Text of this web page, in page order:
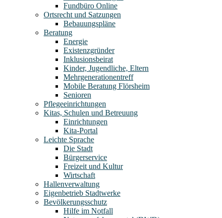
Fundbüro Online
Ortsrecht und Satzungen
Bebauungspläne
Beratung
Energie
Existenzgründer
Inklusionsbeirat
Kinder, Jugendliche, Eltern
Mehrgenerationentreff
Mobile Beratung Flörsheim
Senioren
Pflegeeinrichtungen
Kitas, Schulen und Betreuung
Einrichtungen
Kita-Portal
Leichte Sprache
Die Stadt
Bürgerservice
Freizeit und Kultur
Wirtschaft
Hallenverwaltung
Eigenbetrieb Stadtwerke
Bevölkerungsschutz
Hilfe im Notfall